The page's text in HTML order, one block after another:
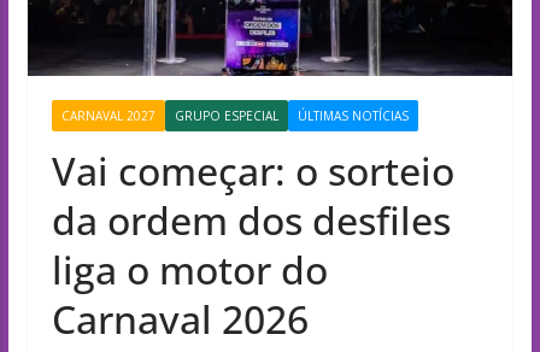
CARNAVAL 2027 GRUPO ESPECIAL ÚLTIMAS NOTÍCIAS
Vai começar: o sorteio
da ordem dos desfiles
liga o motor do
Carnaval 2026